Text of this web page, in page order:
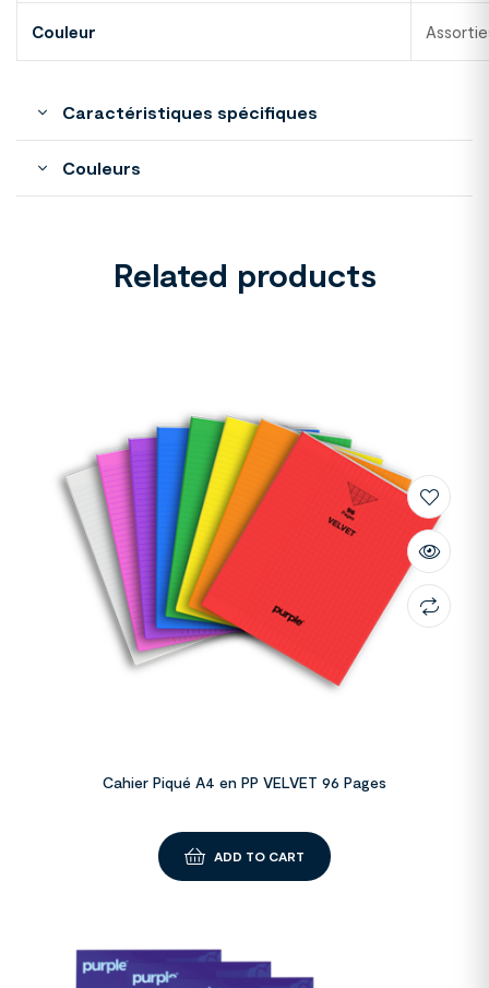
Couleur
Caractéristiques spécifiques
Couleurs
Related products
Cahier Piqué A4 en PP VELVET 96 Pages
ADD TO CART